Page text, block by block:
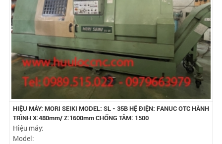
HIỆU MÁY: MORI SEIKI MODEL: SL - 35B HỆ ĐIỆN: FANUC OTC HÀNH
TRÌNH X:480mm/ Z:1600mm CHỐNG TÂM: 1500
Hiệu máy:
Model: